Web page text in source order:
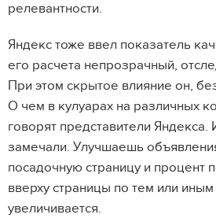
релевантности.
Яндекс тоже ввел показатель
его расчета непрозрачный,
При этом скрытое влияние он,
О чем в кулуарах на различных
говорят представители Яндекса.
замечали. Улучшаешь
посадочную страницу и процент
вверху страницы по тем или
увеличивается.